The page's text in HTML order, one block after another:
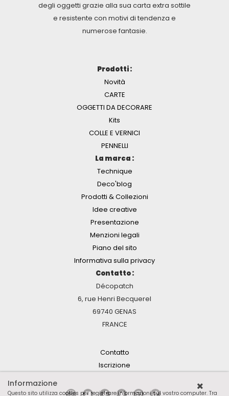
degli oggetti grazie alla sua carta extra sottile
e resistente con motivi di tendenza e
numerose fantasie.
Prodotti :
Novità
CARTE
OGGETTI DA DECORARE
Kits
COLLE E VERNICI
PENNELLI
La marca :
Technique
Deco'blog
Prodotti & Collezioni
Idee creative
Presentazione
Menzioni legali
Piano del sito
Informativa sulla privacy
Contatto :
Décopatch
6, rue Henri Becquerel
69740 GENAS
FRANCE
Contatto
Iscrizione
Informazione
Questo sito utilizza cookies per registrare informazioni sul vostro computer. Tra